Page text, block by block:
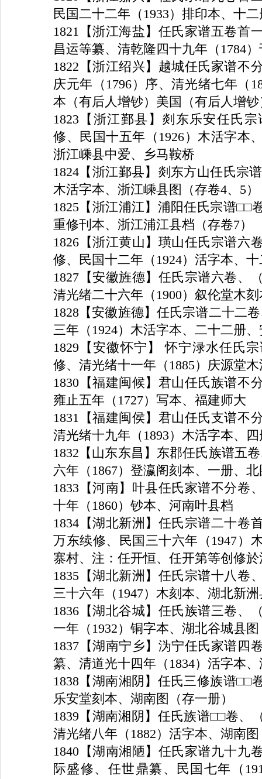
民国二十二年（ 1933）排印本、十
1821 【浙江海盐】任氏家谱五卷首
昌运等纂、清乾隆四十九年（ 1784
1822 【浙江绍兴】越城任氏家谱不
庆元年（ 1796）序、清光绪七年（
本（有后人增钞）美国（有后人增钞
1823 【浙江鄞县】剡东乐安任氏
修、民国十五年（ 1926）木活字本
浙江嵊县中爱、乡马鞍桥
1824 【浙江鄞县】剡东方山任氏宗
木活字本、浙江嵊县图（存卷4、 5）
1825 【浙江浦江】浦阳任氏宗谱□□
重修刊本、浙江浦江县档（存卷7）
1826 【浙江黄山】璜山任氏宗谱六
修、民国十二年（ 1924）活字本、
1827 【安徽旌德】任氏宗谱六卷、
清光绪二十六年（ 1900）叙伦堂木
1828 【安徽旌德】任氏宗谱二十二
三年（ 1924）木活字本、二十二册
1829 【安徽怀宁】 怀宁渌水任氏
修、清光绪十一年（ 1885）庆源堂
1830 【福建闽候】君山任氏族谱不
雍止五年（ 1727）写本、福建师大
1831 【福建闽侯】君山任氏支谱不
清光绪十九年（ 1893）木活字本、
1832 【山东东昌】东郡任氏族谱五
六年（ 1867）登瀛阁刻本、一册、
1833 【河南】叶县任氏家谱不分卷
十年（ 1860）钞本、河南叶县档
1834 【湖北新洲】任氏宗谱二十卷
万东续修、民国三十六年（ 1947）
寨村、注：任开恒、任开第等创修
1835 【湖北新洲】任氏宗谱十八卷
三十六年（ 1947）木刻本、湖北新
1836 【湖北谷城】任氏族谱三卷、
一年（ 1932）铜字本、湖北谷城县图
1837 【湖南宁乡】沩宁任氏家谱四
纂、清道光十四年（ 1834）活字本
1838 【湖南湘阴】任氏三修族谱□□
乐安堂刻本、湖南图（存一册）
1839 【湖南湘阴】任氏族谱□□卷、
清光绪八年（ 1882）活字本、湖南
1840 【湖南湘陋】任氏家谱九十九
际盛修、任世鼎纂、民国七年（